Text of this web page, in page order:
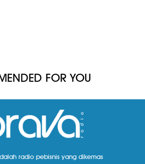
FOR YOU
radio pebisnis yang dikemas